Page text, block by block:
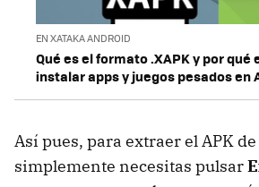
EN XATAKA ANDROID
Qué es el formato .XAPK y por qué
instalar apps y juegos pesados en
Así pues, para extraer el APK
simplemente necesitas pulsar